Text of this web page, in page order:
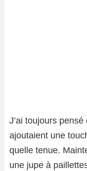
J’ai toujours
ajoutaient une
quelle tenue.
une jupe à